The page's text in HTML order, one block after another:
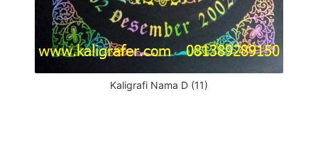
Kaligrafi Nama D (11)